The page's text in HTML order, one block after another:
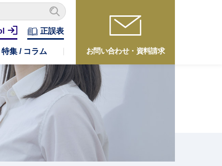
お問い合わせ・資料請求
特集 / コラム
正誤表